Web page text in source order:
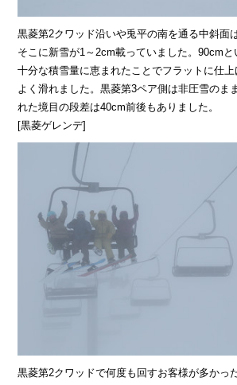
黒菱第2クワッド沿いや兎平の南を通る中斜面
そこに新雪が1～2cm載っていました。90cm
十分な積雪量に恵まれたことでフラットに仕
よく滑れました。黒菱第3ペア側は非圧雪のま
れた境目の段差は40cm前後もありました。
[黒菱ゲレンデ]
黒菱第2クワッドで何度も回すお客様が多かっ